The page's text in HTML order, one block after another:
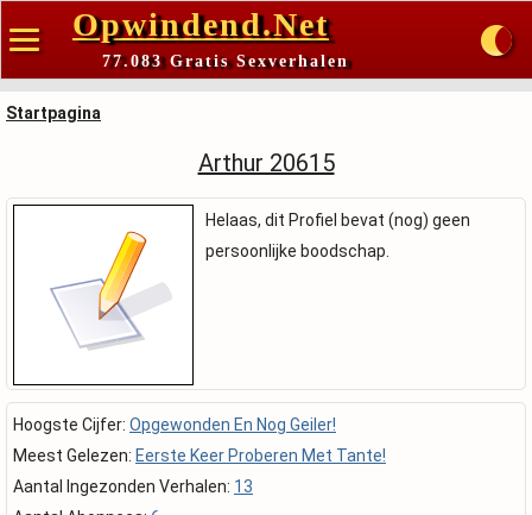
Opwindend.Net
77.083 Gratis Sexverhalen
Startpagina
Arthur 20615
Helaas, dit Profiel bevat (nog) geen
persoonlijke boodschap.
Hoogste Cijfer: Opgewonden En Nog Geiler!
Meest Gelezen: Eerste Keer Proberen Met Tante!
Aantal Ingezonden Verhalen: 13